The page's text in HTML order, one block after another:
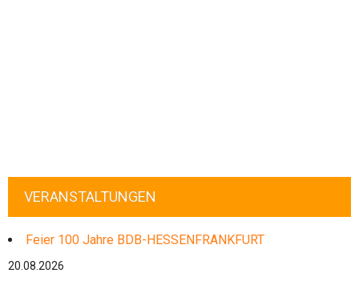
VERANSTALTUNGEN
Feier 100 Jahre BDB-HESSENFRANKFURT
20.08.2026